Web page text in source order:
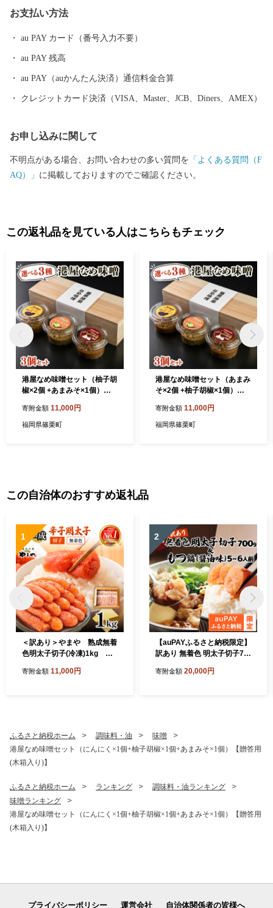
（都市高速利用時）、JRでおよそ20分と通勤・通学にも便利な町
お支払い方法
au PAY カード（番号入力不要）
au PAY 残高
au PAY（auかんたん決済）通信料金合算
クレジットカード決済（VISA、Master、JCB、Diners、AMEX）
お申し込みに関して
不明点がある場合、お問い合わせの多い質問を 「よくある質問（F
AQ）」 に掲載しておりますのでご確認ください。
この返礼品を見ている人はこちらもチェック
港屋なめ味噌セット（柚子胡
椒×2個 +あまみそ×1個）
寄附金額 11,000円
福岡県篠栗町
港屋なめ味噌セット（あまみ
そ×2個 +柚子胡椒×1個）
寄附金額 11,000円
福岡県篠栗町
この自治体のおすすめ返礼品
1
＜訳あり＞やまや 熟成無着
色明太子切子(冷凍)1kg 篠
寄附金額 11,000円
2
【auPAYふるさと納税限定】
訳あり 無着色 明太子切子70
セット AZ090
寄附金額 20,000円
ふるさと納税ホーム 調味料・油
味噌
港屋なめ味噌セット（にんにく×1個+柚子胡椒×1個+あまみそ×1個）【贈答用
(木箱入り)】
ふるさと納税ホーム ランキング
調味料・油ランキング
味噌ランキング
港屋なめ味噌セット（にんにく×1個+柚子胡椒×1個+あまみそ×1個）【贈答用
(木箱入り)】
プライバシーポリシー 運営会社 自治体関係者の皆様へ